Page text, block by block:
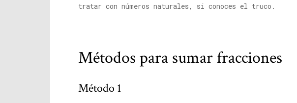
tratar con números naturales, si conoces el truco.
Métodos para sumar fracciones
Método 1